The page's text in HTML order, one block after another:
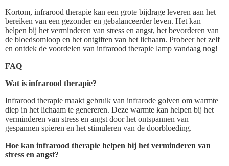
Kortom, infrarood therapie kan een grote bijdrage leveren aan het
bereiken van een gezonder en gebalanceerder leven. Het kan
helpen bij het verminderen van stress en angst, het bevorderen van
de bloedsomloop en het ontgiften van het lichaam. Probeer het zelf
en ontdek de voordelen van infrarood therapie lamp vandaag nog!
FAQ
Wat is infrarood therapie?
Infrarood therapie maakt gebruik van infrarode golven om warmte
diep in het lichaam te genereren. Deze warmte kan helpen bij het
verminderen van stress en angst door het ontspannen van
gespannen spieren en het stimuleren van de doorbloeding.
Hoe kan infrarood therapie helpen bij het verminderen van
stress en angst?